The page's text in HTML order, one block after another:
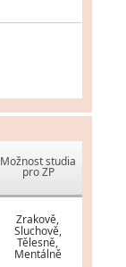
Možnost studia
pro ZP
Zrakově,
Sluchově,
Tělesně,
Mentálně